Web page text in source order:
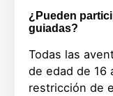
¿Pueden
guiadas?
Todas las
de edad de 16
restricción de